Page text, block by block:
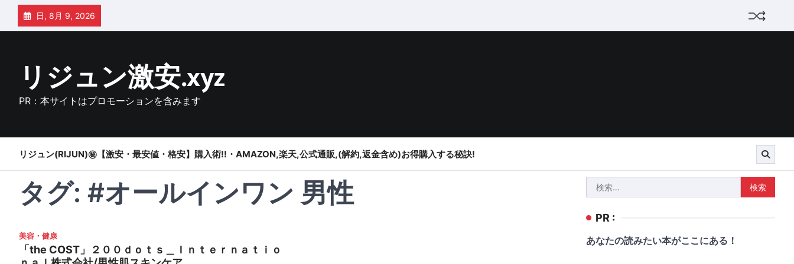
Skip
content
日, 8月 9, 2026
リジュン激安.xyz
PR：本サイトはプロモーションを含みます
リジュン(RIJUN)㊙【激安・最安値・格安】購入術!!・AMAZON,楽天,公式通販,(解約,返金含め)お得購入する秘訣!
タグ: #オールインワン 男性
美容・健康
「the COST」２００ｄｏｔｓ＿Ｉｎｔｅｒｎａｔｉｏ
索:
PR :
あなたの読みたい本がここにある！